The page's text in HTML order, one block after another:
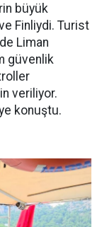
büyük
Finliydi. Turist
Liman
güvenlik
veriliyor.
konuştu.